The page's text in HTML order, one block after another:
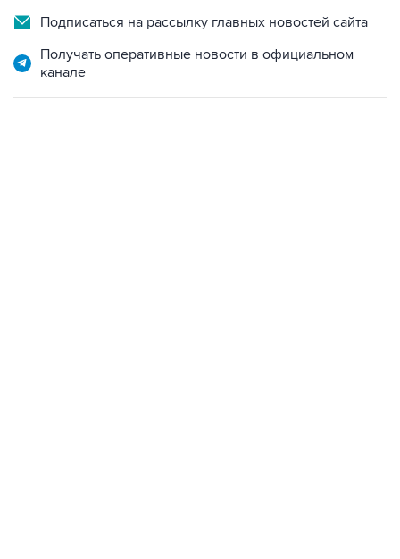
Подписаться на рассылку главных новостей сайта
Получать оперативные новости в официальном
канале